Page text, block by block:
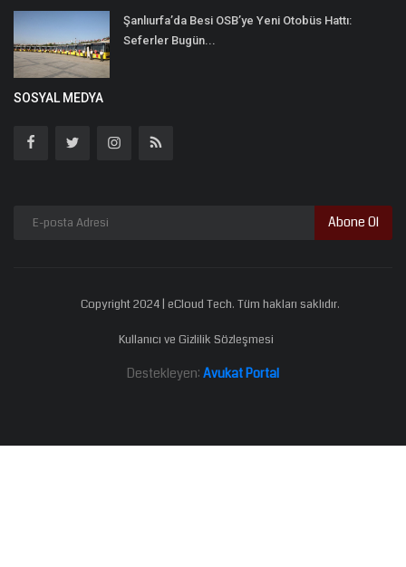
Şanlıurfa’da Besi OSB’ye Yeni Otobüs Hattı:
Seferler Bugün...
SOSYAL MEDYA
Abone Ol
Copyright 2024 | eCloud Tech. Tüm hakları saklıdır.
Kullanıcı ve Gizlilik Sözleşmesi
Destekleyen: Avukat Portal